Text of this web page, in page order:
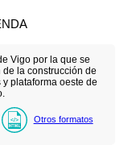
Vigo por la que se
la construcción de
plataforma oeste de
Otros formatos